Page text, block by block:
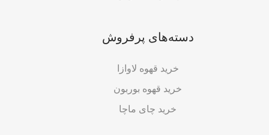
دسته‌های پرفروش
خرید قهوه لاوازا
خرید قهوه بوربون
خرید چای ماچا